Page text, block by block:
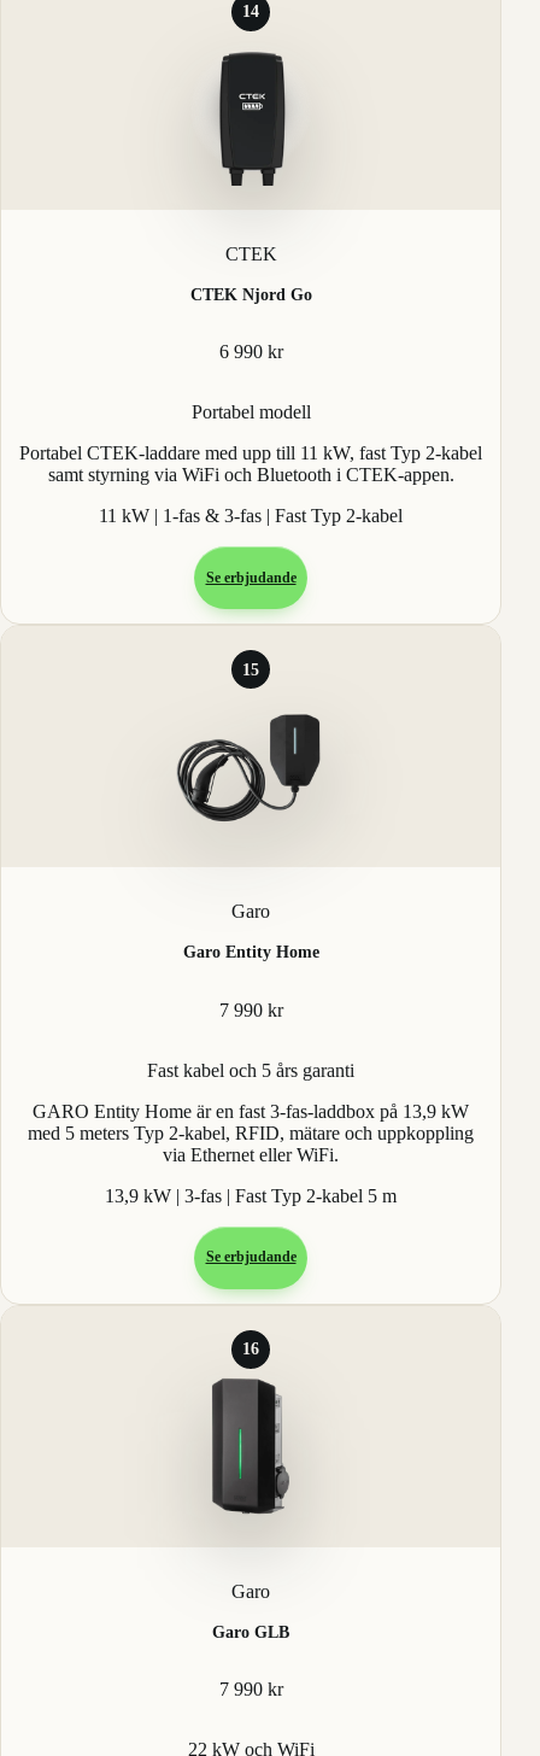
14
CTEK
CTEK Njord Go
6 990 kr
Portabel modell
Portabel CTEK-laddare med upp till 11 kW, fast Typ 2-kabel
samt styrning via WiFi och Bluetooth i CTEK-appen.
11 kW | 1-fas & 3-fas | Fast Typ 2-kabel
Se erbjudande
15
Garo
Garo Entity Home
7 990 kr
Fast kabel och 5 års garanti
GARO Entity Home är en fast 3-fas-laddbox på 13,9 kW
med 5 meters Typ 2-kabel, RFID, mätare och uppkoppling
via Ethernet eller WiFi.
13,9 kW | 3-fas | Fast Typ 2-kabel 5 m
Se erbjudande
16
Garo
Garo GLB
7 990 kr
22 kW och WiFi